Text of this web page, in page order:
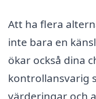
Att ha flera
inte bara en
ökar också dina
kontrollansvarig
värderingar och